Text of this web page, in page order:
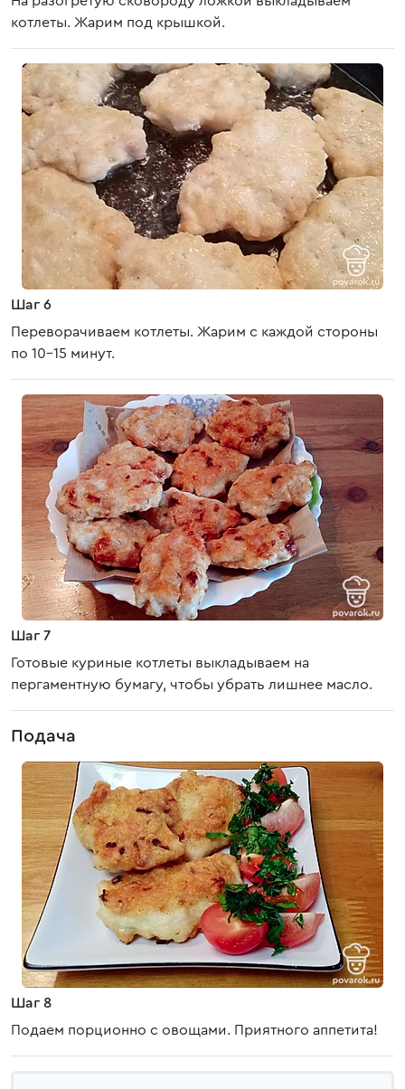
котлеты. Жарим под крышкой.
Шаг 6
Переворачиваем котлеты. Жарим с каждой стороны
по 10-15 минут.
Шаг 7
Готовые куриные котлеты выкладываем на
пергаментную бумагу, чтобы убрать лишнее масло.
Подача
Шаг 8
Подаем порционно с овощами. Приятного аппетита!